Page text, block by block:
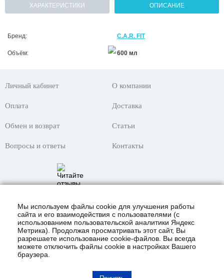
ХАРАКТЕРИСТИКИ ОПИСАНИЕ
Бренд: C.A.R. FIT
Объём: 600 мл
Личный кабинет О компании
Оплата Доставка
Обмен и возврат Статьи
Вопросы и ответы Контакты
Карта сайта
Мы используем файлы cookie для улучшения работы
сайта и его взаимодействия с пользователями (с
использованием пользовательской аналитики Яндекс
Метрика). Продолжая просматривать этот сайт, Вы
разрешаете использование cookie-файлов. Вы всегда
можете отключить файлы cookie в настройках Вашего
браузера.